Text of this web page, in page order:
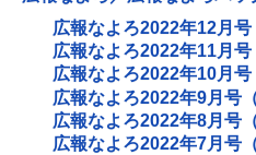
広報なよろ2022年12月号
広報なよろ2022年11月号
広報なよろ2022年10月号
広報なよろ2022年9月号
広報なよろ2022年8月号
広報なよろ2022年7月号